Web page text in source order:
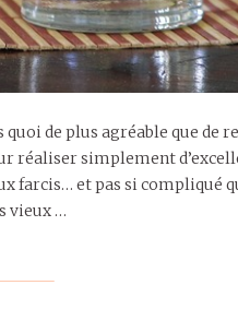
de plus agréable que de
réaliser simplement
et pas si compliqué
vieux …